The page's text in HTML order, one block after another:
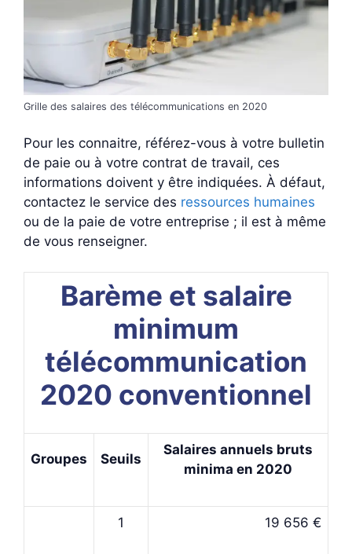
Grille des salaires des télécommunications en 2020
Pour les connaitre, référez-vous à votre bulletin
de paie ou à votre contrat de travail, ces
informations doivent y être indiquées. À défaut,
contactez le service des ressources humaines
ou de la paie de votre entreprise ; il est à même
de vous renseigner.
Barème et salaire
minimum
télécommunication
2020 conventionnel
Groupes Seuils
Salaires annuels bruts
minima en 2020
1 19 656 €